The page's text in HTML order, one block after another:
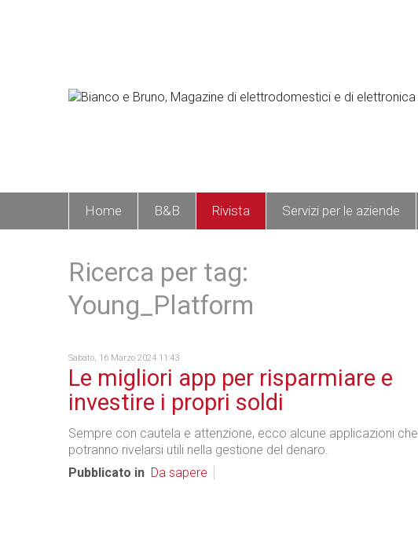
Home B&B Rivista Servizi per le aziende
Ricerca per tag:
Young_Platform
Sabato, 16 Marzo 2024 11:43
Le migliori app per risparmiare e
investire i propri soldi
Sempre con cautela e attenzione, ecco alcune applicazioni che
potranno rivelarsi utili nella gestione del denaro.
Pubblicato in Da sapere